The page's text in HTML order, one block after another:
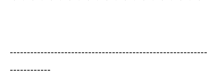
----------------------------------------------------------
------------